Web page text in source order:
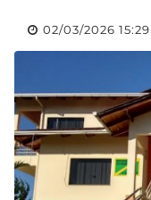
02/03/2026 15:29